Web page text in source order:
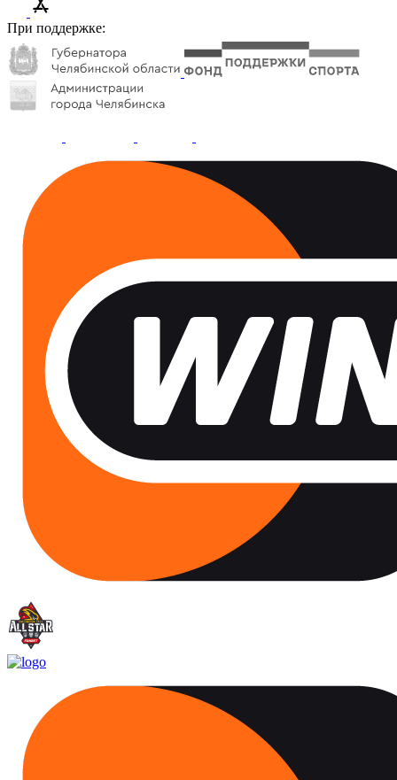
При поддержке: